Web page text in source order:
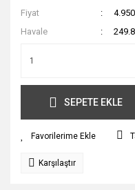
Fiyat
Havale
SEPETE EKLE
Karşılaştır